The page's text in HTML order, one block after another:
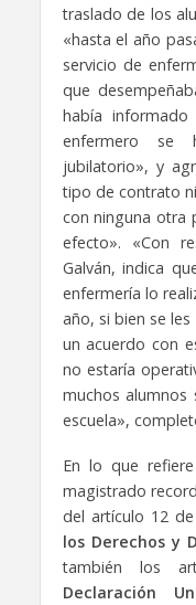
traslado de los
«hasta el año
servicio de
que
había
enfermero se
jubilatorio», y
tipo de contrato
con ninguna otra
efecto». «Con
Galván, indica
enfermería lo
año, si bien se
un acuerdo con
no estaría
muchos
escuela»,
En lo que
magistrado
del artículo 12
los Derechos y
también los
Declaración